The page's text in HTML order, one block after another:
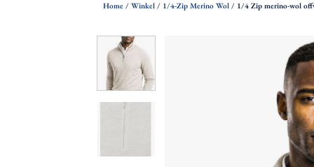
Home / Winkel / 1/4-Zip Merino Wol / 1/4 Zip merino-wol